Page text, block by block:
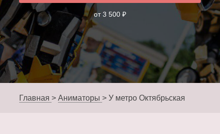
от 3 500 ₽
Главная > Аниматоры > У метро Октябрьская